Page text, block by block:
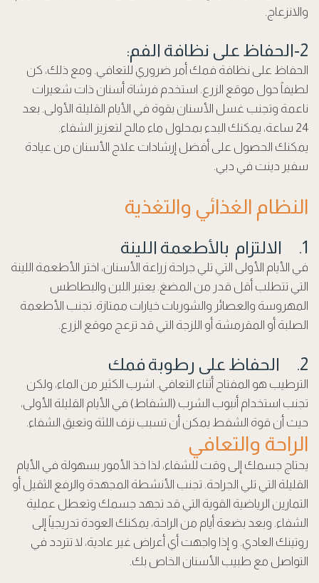
والانزعاج.
2-الحفاظ على نظافة الفم:
الحفاظ على نظافة فمك أمر ضروري للتعافي. ومع ذلك، كن
لطيفاً حول موقع الزرع. استخدم فرشاة أسنان ذات شعيرات
ناعمة وتجنب غسل الأسنان بقوة في الأيام القليلة الأولى. بعد
24 ساعة، يمكنك البدء بمحلول ماء مالح لتعزيز الشفاء.
يمكنك الحصول على أفضل إرشادات علاج الأسنان من عيادة
سفير دينت في دبي.
النظام الغذائي والتغذية
1. الالتزام بالأطعمة اللينة
في الأيام الأولى التي تلي جراحة زراعة الأسنان، اختر الأطعمة اللينة
التي تتطلب أقل قدر من المضغ. يعتبر اللبن والبطاطس
المهروسة والعصائر والشوربات خيارات ممتازة. تجنب الأطعمة
الصلبة أو المقرمشة أو اللزجة التي قد تزعج موقع الزرع.
2. الحفاظ على رطوبة فمك
الترطيب هو المفتاح أثناء التعافي. اشرب الكثير من الماء، ولكن
تجنب استخدام أنبوب الشرب (الشفاط) في الأيام القليلة الأولى،
حيث أن قوة الشفط يمكن أن تسبب نزف اللثة وتعيق الشفاء.
الراحة والتعافي
يحتاج جسمك إلى وقت للشفاء، لذا خذ الأمور بسهولة في الأيام
القليلة التي تلي الجراحة. تجنب الأنشطة المجهدة والرفع الثقيل أو
التمارين الرياضية القوية التي قد تجهد جسمك وتعطل عملية
الشفاء. وبعد بضعة أيام من الراحة، يمكنك العودة تدريجياً إلى
روتينك العادي. و إذا واجهت أي أعراض غير عادية، لا تتردد في
التواصل مع طبيب الأسنان الخاص بك.